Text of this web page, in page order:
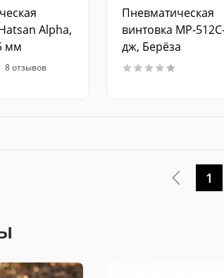
Alpha,
мм
8 отзывов
Пневматическая
винтовка МР-
дж, Берёза
1